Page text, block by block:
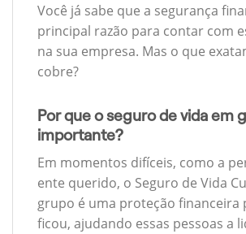
Você já sabe que a segurança
principal razão para contar com
na sua empresa. Mas o que
cobre?
Por que o seguro de vida em
importante?
Em momentos difíceis, como a
ente querido, o Seguro de Vida
grupo é uma proteção financeira
ficou, ajudando essas pessoas a